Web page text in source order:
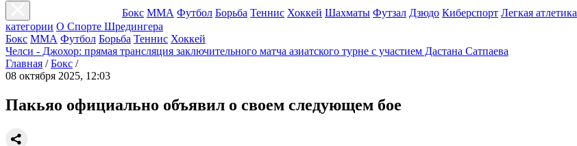
Бокс ММА Футбол Борьба Теннис Хоккей Шахматы Футзал Дзюдо Киберспорт Легкая атлетика
категории О Спорте Шредингера
Бокс ММА Футбол Борьба Теннис Хоккей
Челси - Джохор: прямая трансляция заключительного матча азиатского турне с участием Дастана Сатпаева
Главная / Бокс /
08 октября 2025, 12:03
Пакьяо официально объявил о своем следующем бое